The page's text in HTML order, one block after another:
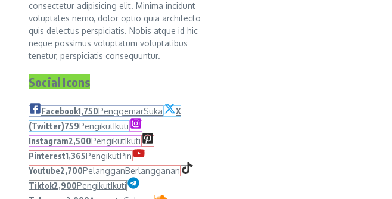
consectetur adipisicing elit. Minima incidunt
voluptates nemo, dolor optio quia architecto
quis delectus perspiciatis. Nobis atque id hic
neque possimus voluptatum voluptatibus
tenetur, perspiciatis consequuntur.
Social Icons
Facebook1,750PenggemarSuka
X
(Twitter)759PengikutIkuti
Instagram2,500PengikutIkuti
Pinterest1,365PengikutPin
Youtube2,700PelangganBerlangganan
Tiktok2,900PengikutIkuti